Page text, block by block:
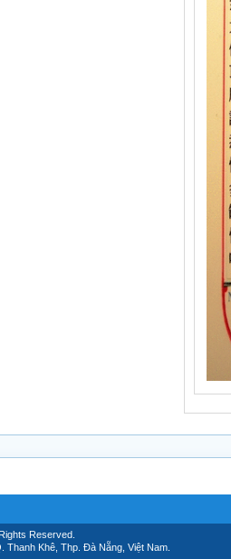
Reserved.
Thanh Khê, Thp. Đà Nẵng, Việt Nam.